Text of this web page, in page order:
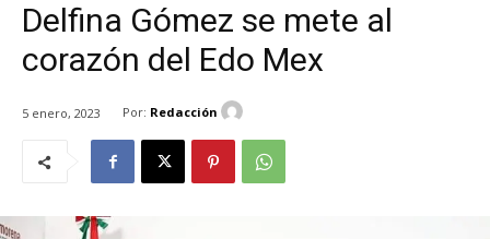
Delfina Gómez se mete al
corazón del Edo Mex
5 enero, 2023 Por: Redacción